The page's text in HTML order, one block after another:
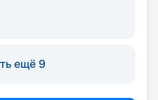
ещё 9